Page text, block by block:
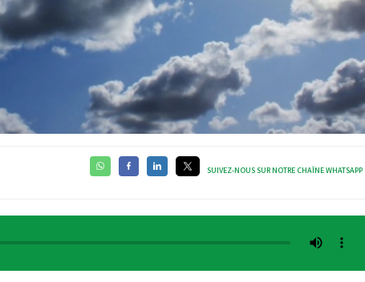
SUIVEZ-NOUS SUR NOTRE CHAÎNE WHATSAPP